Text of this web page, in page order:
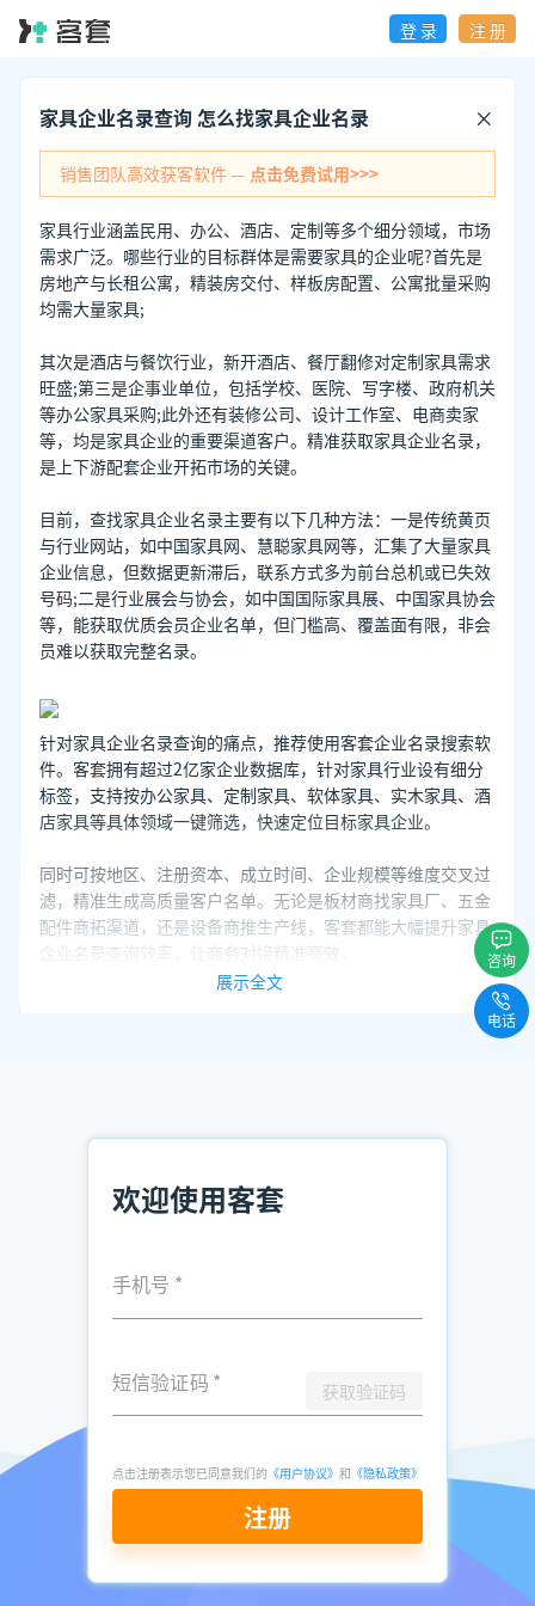
登 录 注 册
家具企业名录查询 怎么找家具企业名录
销售团队高效获客软件 — 点击免费试用>>>
家具行业涵盖民用、办公、酒店、定制等多个细分领域，市场
需求广泛。哪些行业的目标群体是需要家具的企业呢?首先是
房地产与长租公寓，精装房交付、样板房配置、公寓批量采购
均需大量家具;
其次是酒店与餐饮行业，新开酒店、餐厅翻修对定制家具需求
旺盛;第三是企事业单位，包括学校、医院、写字楼、政府机关
等办公家具采购;此外还有装修公司、设计工作室、电商卖家
等，均是家具企业的重要渠道客户。精准获取家具企业名录，
是上下游配套企业开拓市场的关键。
目前，查找家具企业名录主要有以下几种方法：一是传统黄页
与行业网站，如中国家具网、慧聪家具网等，汇集了大量家具
企业信息，但数据更新滞后，联系方式多为前台总机或已失效
号码;二是行业展会与协会，如中国国际家具展、中国家具协会
等，能获取优质会员企业名单，但门槛高、覆盖面有限，非会
员难以获取完整名录。
针对家具企业名录查询的痛点，推荐使用客套企业名录搜索软
件。客套拥有超过2亿家企业数据库，针对家具行业设有细分
标签，支持按办公家具、定制家具、软体家具、实木家具、酒
店家具等具体领域一键筛选，快速定位目标家具企业。
同时可按地区、注册资本、成立时间、企业规模等维度交叉过
滤，精准生成高质量客户名单。无论是板材商找家具厂、五金
配件商拓渠道，还是设备商推生产线，客套都能大幅提升家具
企业名录查询效率，让商务对接精准高效。
点击立即申请免费试用
展示全文
欢迎使用客套
手机号 *
短信验证码 * 获取验证码
点击注册表示您已同意我们的 《用户协议》 和 《隐私政策》
注册
咨询
电话